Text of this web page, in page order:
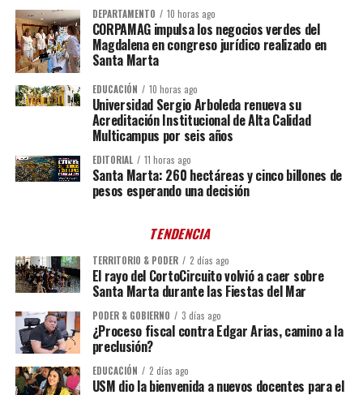
DEPARTAMENTO 10 horas ago
CORPAMAG impulsa los negocios verdes del
Magdalena en congreso jurídico realizado en
Santa Marta
EDUCACIÓN 10 horas ago
Universidad Sergio Arboleda renueva su
Acreditación Institucional de Alta Calidad
Multicampus por seis años
EDITORIAL 11 horas ago
Santa Marta: 260 hectáreas y cinco billones de
pesos esperando una decisión
TENDENCIA
TERRITORIO & PODER 2 días ago
El rayo del CortoCircuito volvió a caer sobre
Santa Marta durante las Fiestas del Mar
PODER & GOBIERNO 3 días ago
¿Proceso fiscal contra Edgar Arias, camino a la
preclusión?
EDUCACIÓN 2 días ago
USM dio la bienvenida a nuevos docentes para el